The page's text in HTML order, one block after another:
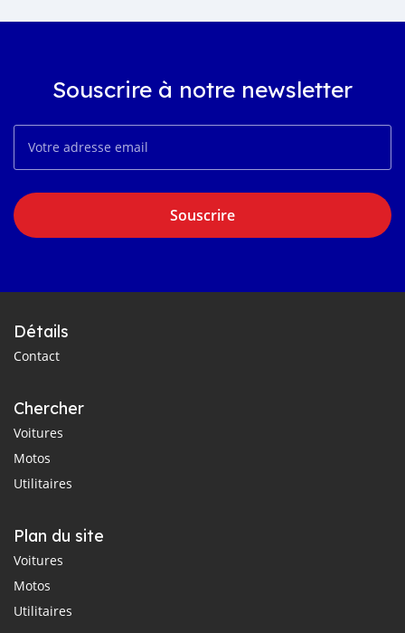
Souscrire à notre newsletter
Souscrire
Détails
Contact
Chercher
Voitures
Motos
Utilitaires
Plan du site
Voitures
Motos
Utilitaires